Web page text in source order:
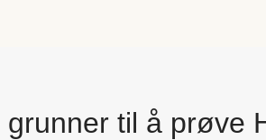
grunner til å prøve